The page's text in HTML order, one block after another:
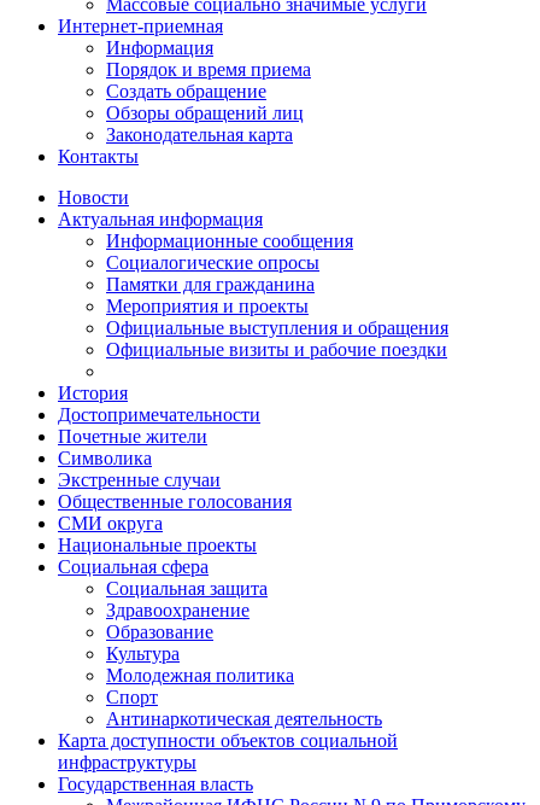
Массовые социально значимые услуги
Интернет-приемная
Информация
Порядок и время приема
Создать обращение
Обзоры обращений лиц
Законодательная карта
Контакты
Новости
Актуальная информация
Информационные сообщения
Социалогические опросы
Памятки для гражданина
Мероприятия и проекты
Официальные выступления и обращения
Официальные визиты и рабочие поездки
История
Достопримечательности
Почетные жители
Символика
Экстренные случаи
Общественные голосования
СМИ округа
Национальные проекты
Социальная сфера
Социальная защита
Здравоохранение
Образование
Культура
Молодежная политика
Спорт
Антинаркотическая деятельность
Карта доступности объектов социальной
инфраструктуры
Государственная власть